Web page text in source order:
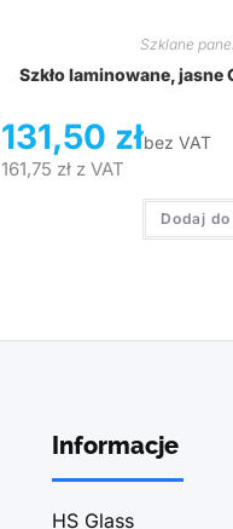
Szklane
Szkło laminowane,
131,50 złbez VAT
161,75 złz VAT
Dodaj
Informacje
HS Glass